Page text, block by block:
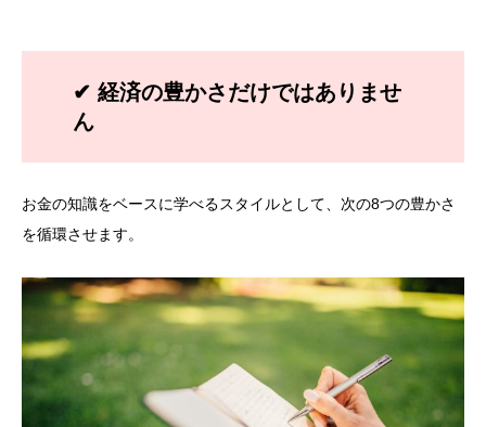
✔ 経済の豊かさだけではありませ
ん
お金の知識をベースに学べるスタイルとして、次の8つの豊かさ
を循環させます。